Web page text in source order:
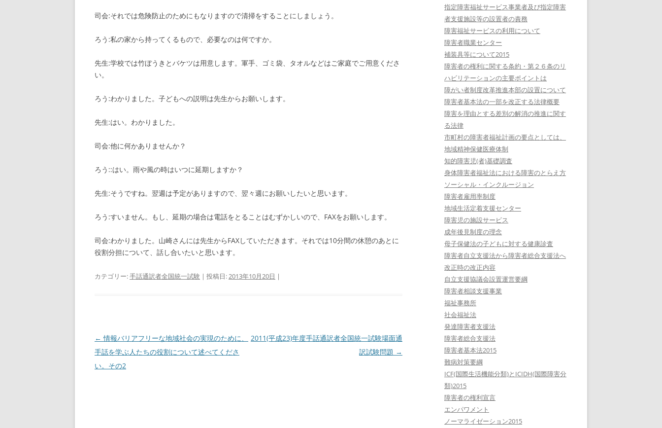
司会:それでは危険防止のためにもなりますので清掃をすることにしましょう。
ろう:私の家から持ってくるもので、必要なのは何ですか。
先生:学校では竹ぼうきとバケツは用意します。軍手、ゴミ袋、タオルなどはご家庭でご用意くださ
い。
ろう:わかりました。子どもへの説明は先生からお願いします。
先生:はい。わかりました。
司会:他に何かありませんか？
ろう::はい。雨や風の時はいつに延期しますか？
先生:そうですね。翌週は予定がありますので、翌々週にお願いしたいと思います。
ろう:すいません。もし、延期の場合は電話をとることはむずかしいので、FAXをお願いします。
司会:わかりました。山崎さんには先生からFAXしていただきます。それでは10分間の休憩のあとに
役割分担について、話し合いたいと思います。
カテゴリー:手話通訳者全国統一試験 | 投稿日:2013年10月20日 |
投
稿
ナ
← 情報バリアフリーな地域社会の実現のために、
手話を学ぶ人たちの役割について述べてくださ
い。その2
2011(平成23)年度手話通訳者全国統一試験場面通
訳試験問題 →
指定障害福祉サービス事業者及び指定障害
者支援施設等の設置者の責務
障害福祉サービスの利用について
障害者職業センター
補装具等について2015
障害者の権利に関する条約・第２６条のリ
ハビリテーションの主要ポイントは
障がい者制度改革推進本部の設置について
障害者基本法の一部を改正する法律概要
障害を理由とする差別の解消の推進に関す
る法律
市町村の障害者福祉計画の要点としては、
地域精神保健医療体制
知的障害児(者)基礎調査
身体障害者福祉法における障害のとらえ方
ソーシャル・インクルージョン
障害者雇用率制度
地域生活定着支援センター
障害児の施設サービス
成年後見制度の理念
母子保健法の子どもに対する健康診査
障害者自立支援法から障害者総合支援法へ
改正時の改正内容
自立支援協議会設置運営要綱
障害者相談支援事業
福祉事務所
社会福祉法
発達障害者支援法
障害者総合支援法
障害者基本法2015
難病対策要綱
ICF(国際生活機能分類)とICIDH(国際障害分
類)2015
障害者の権利宣言
エンパワメント
ノーマライゼーション2015